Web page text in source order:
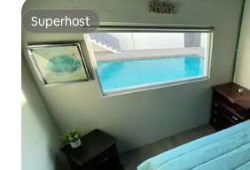
Superhost
Superhost